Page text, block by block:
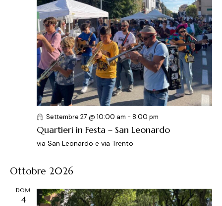
Settembre 27 @ 10:00 am - 8:00 pm
Quartieri in Festa – San Leonardo
via San Leonardo e via Trento
Ottobre 2026
DOM
4